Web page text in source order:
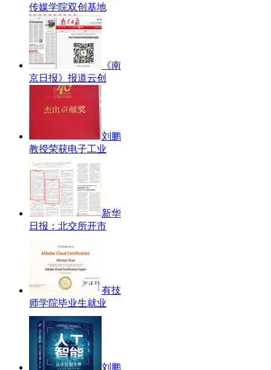
传媒学院双创基地
《南
京日报》报道云创
刘鹏
教授荣获电子工业
新华
日报：北交所开市
有技
师学院毕业生就业
刘鹏